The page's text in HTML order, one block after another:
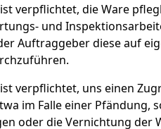
verpflichtet, die Ware
und
Auftraggeber diese auf
verpflichtet, uns einen
im Falle einer Pfändung,
oder die Vernichtung der